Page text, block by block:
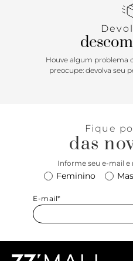
e alça curta. Fecho em
além de bolso interno.
em couro e outro
em metal, presos à bolsa por
Houve algum problema
preocupe: devolva seu
Fique
das
Informe seu e-mail e
Feminino
E-mail*